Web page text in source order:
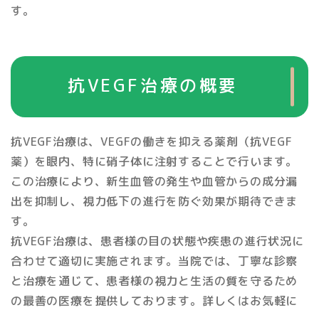
す。
抗VEGF治療の概要
抗VEGF治療は、VEGFの働きを抑える薬剤（抗VEGF
薬）を眼内、特に硝子体に注射することで行います。
この治療により、新生血管の発生や血管からの成分漏
出を抑制し、視力低下の進行を防ぐ効果が期待できま
す。
抗VEGF治療は、患者様の目の状態や疾患の進行状況に
合わせて適切に実施されます。当院では、丁寧な診察
と治療を通じて、患者様の視力と生活の質を守るため
の最善の医療を提供しております。詳しくはお気軽に